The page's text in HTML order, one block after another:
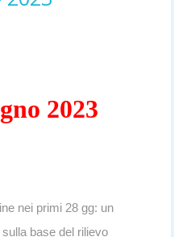
2023
nei primi 28 gg: un
base del rilievo